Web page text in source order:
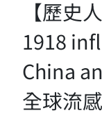
【歷史
1918
China
全球流